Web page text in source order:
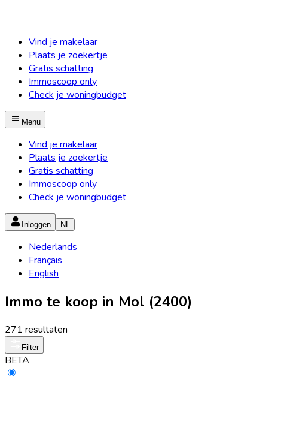
Vind je makelaar
Plaats je zoekertje
Gratis schatting
Immoscoop only
Check je woningbudget
Menu
Vind je makelaar
Plaats je zoekertje
Gratis schatting
Immoscoop only
Check je woningbudget
Inloggen NL
Nederlands
Français
English
Immo te koop in Mol (2400)
271 resultaten
Filter
BETA